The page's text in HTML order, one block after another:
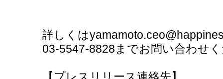
詳しくは
03-5547-8828までお問い合わせ
【プレスリリース連絡先】